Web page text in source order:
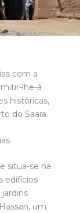
com a
lhe-á
históricas,
do Saara.
situa-se na
edifícios
um